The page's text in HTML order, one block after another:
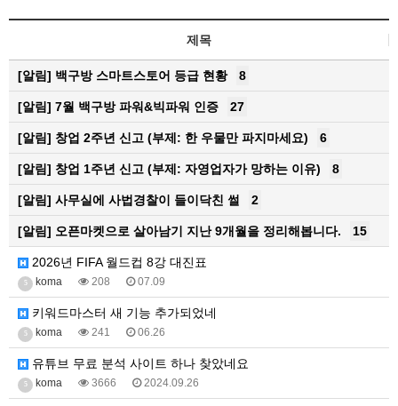
제목
[알림] 백구방 스마트스토어 등급 현황 8
[알림] 7월 백구방 파워&빅파워 인증 27
[알림] 창업 2주년 신고 (부제: 한 우물만 파지마세요) 6
[알림] 창업 1주년 신고 (부제: 자영업자가 망하는 이유) 8
[알림] 사무실에 사법경찰이 들이닥친 썰 2
[알림] 오픈마켓으로 살아남기 지난 9개월을 정리해봅니다. 15
2026년 FIFA 월드컵 8강 대진표
5 koma 208 07.09
키워드마스터 새 기능 추가되었네
5 koma 241 06.26
유튜브 무료 분석 사이트 하나 찾았네요
5 koma 3666 2024.09.26